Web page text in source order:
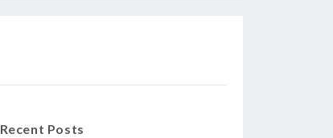
Recent Posts